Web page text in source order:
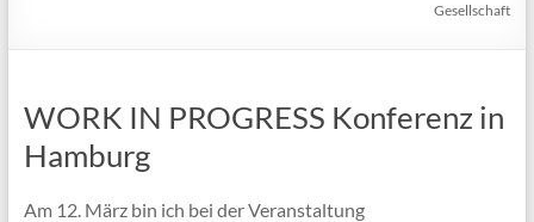
Gesellschaft
WORK IN PROGRESS Konferenz in
Hamburg
Am 12. März bin ich bei der Veranstaltung